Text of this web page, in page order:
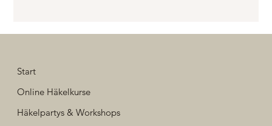
Start
Online Häkelkurse
Häkelpartys & Workshops